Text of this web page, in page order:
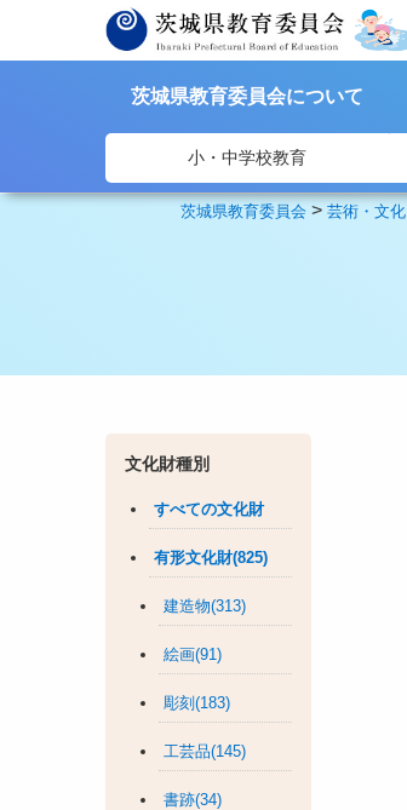
茨城県教育委員会について
小・中学校教育
茨城県教育委員会 >芸術・文化
文化財種別
すべての文化財
有形文化財(825)
建造物(313)
絵画(91)
彫刻(183)
工芸品(145)
書跡(34)